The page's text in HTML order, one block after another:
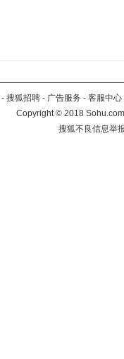
- 搜狐招聘 - 广告服务 - 客服中心
Copyright©2018
搜狐不良信息举